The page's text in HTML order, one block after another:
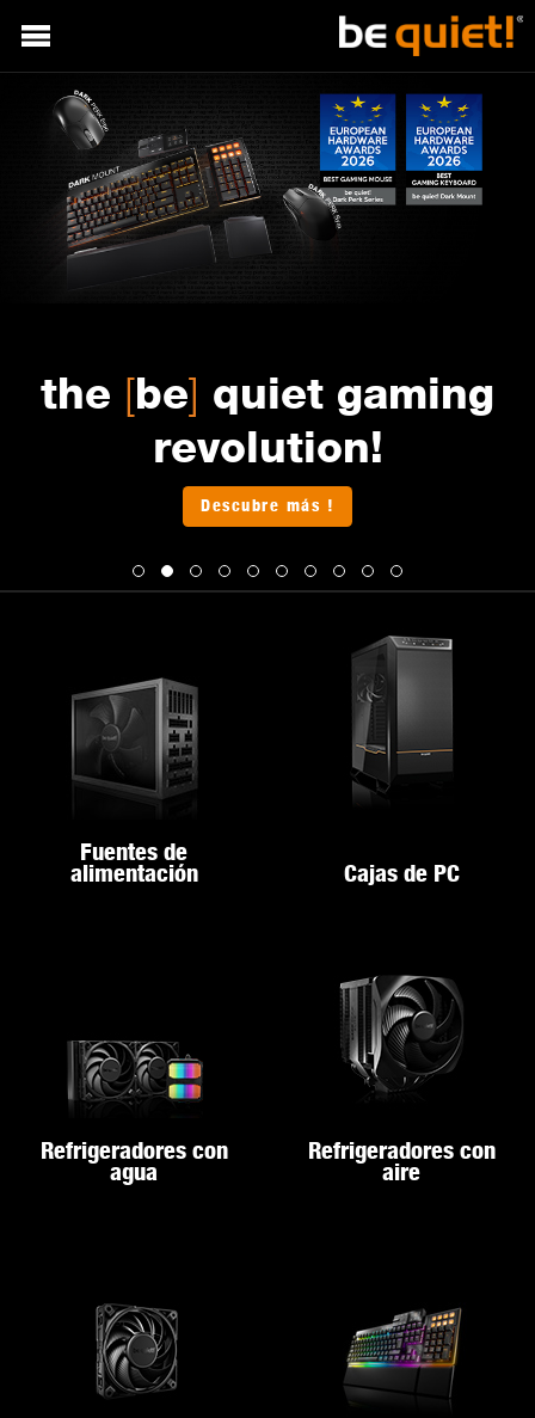
the [be] quiet gaming
revolution!
Descubre más !
Fuentes de
alimentación
Cajas de PC
Refrigeradores con
agua
Refrigeradores con
aire